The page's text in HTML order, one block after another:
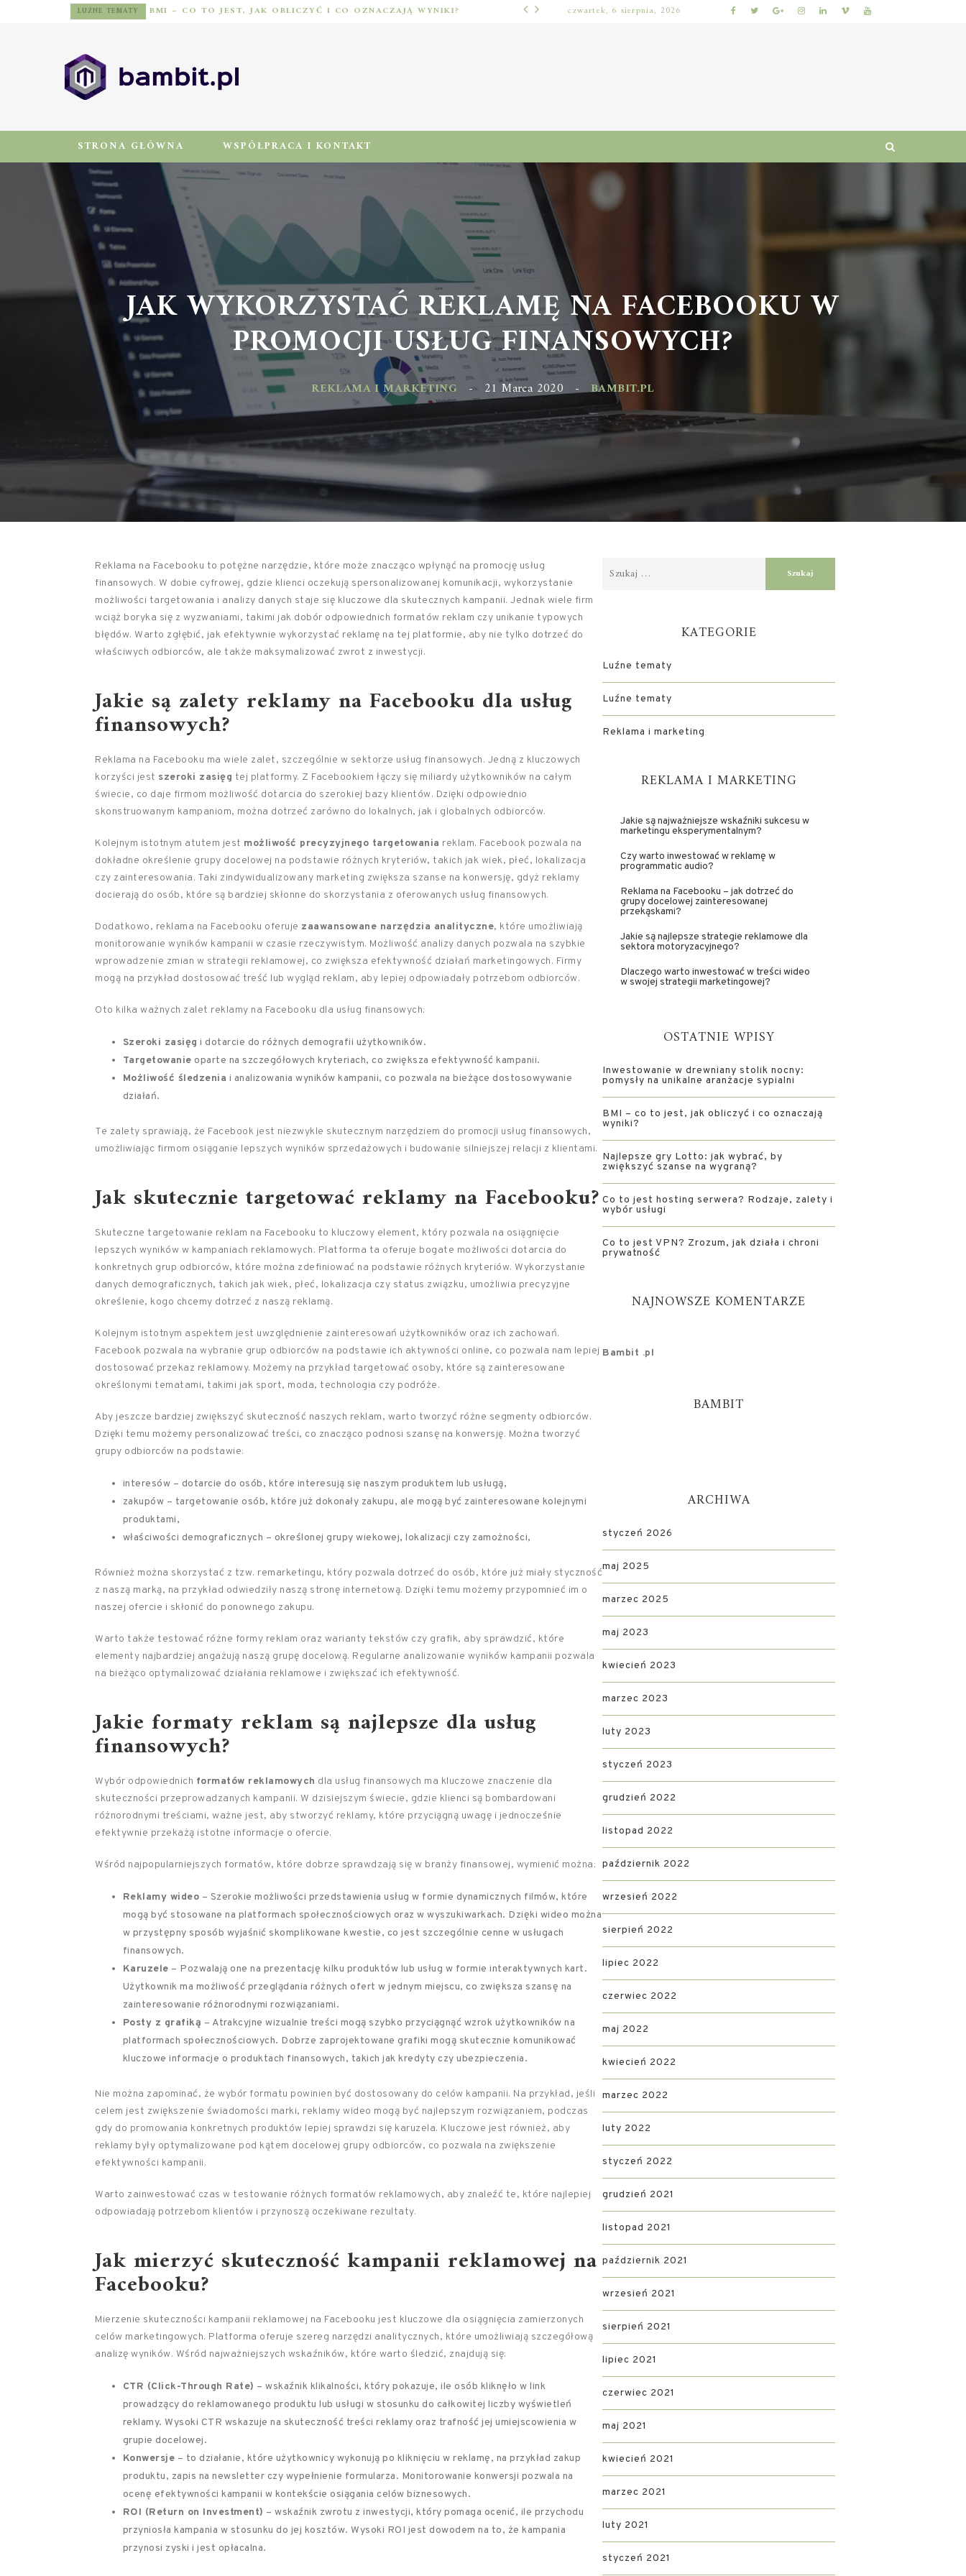
LUŹNE TEMATY BMI – CO TO JEST, JAK OBLICZYĆ I CO OZNACZAJĄ WYNIKI? LUŹNE TEMATY
czwartek, 6 sierpnia, 2026
STRONA GŁÓWNA WSPÓŁPRACA I KONTAKT
JAK WYKORZYSTAĆ REKLAMĘ NA FACEBOOKU W
PROMOCJI USŁUG FINANSOWYCH?
REKLAMA I MARKETING - 21 Marca 2020 - BAMBIT.PL
Reklama na Facebooku to potężne narzędzie, które może znacząco wpłynąć na promocję usług
finansowych. W dobie cyfrowej, gdzie klienci oczekują spersonalizowanej komunikacji, wykorzystanie
możliwości targetowania i analizy danych staje się kluczowe dla skutecznych kampanii. Jednak wiele firm
wciąż boryka się z wyzwaniami, takimi jak dobór odpowiednich formatów reklam czy unikanie typowych
błędów. Warto zgłębić, jak efektywnie wykorzystać reklamę na tej platformie, aby nie tylko dotrzeć do
właściwych odbiorców, ale także maksymalizować zwrot z inwestycji.
Jakie są zalety reklamy na Facebooku dla usług
finansowych?
Reklama na Facebooku ma wiele zalet, szczególnie w sektorze usług finansowych. Jedną z kluczowych
korzyści jest szeroki zasięg tej platformy. Z Facebookiem łączy się miliardy użytkowników na całym
świecie, co daje firmom możliwość dotarcia do szerokiej bazy klientów. Dzięki odpowiednio
skonstruowanym kampaniom, można dotrzeć zarówno do lokalnych, jak i globalnych odbiorców.
Kolejnym istotnym atutem jest możliwość precyzyjnego targetowania reklam. Facebook pozwala na
dokładne określenie grupy docelowej na podstawie różnych kryteriów, takich jak wiek, płeć, lokalizacja
czy zainteresowania. Taki zindywidualizowany marketing zwiększa szanse na konwersję, gdyż reklamy
docierają do osób, które są bardziej skłonne do skorzystania z oferowanych usług finansowych.
Dodatkowo, reklama na Facebooku oferuje zaawansowane narzędzia analityczne, które umożliwiają
monitorowanie wyników kampanii w czasie rzeczywistym. Możliwość analizy danych pozwala na szybkie
wprowadzenie zmian w strategii reklamowej, co zwiększa efektywność działań marketingowych. Firmy
mogą na przykład dostosować treść lub wygląd reklam, aby lepiej odpowiadały potrzebom odbiorców.
Oto kilka ważnych zalet reklamy na Facebooku dla usług finansowych:
Szeroki zasięg i dotarcie do różnych demografii użytkowników.
Targetowanie oparte na szczegółowych kryteriach, co zwiększa efektywność kampanii.
Możliwość śledzenia i analizowania wyników kampanii, co pozwala na bieżące dostosowywanie
działań.
Te zalety sprawiają, że Facebook jest niezwykle skutecznym narzędziem do promocji usług finansowych,
umożliwiając firmom osiąganie lepszych wyników sprzedażowych i budowanie silniejszej relacji z klientami.
Jak skutecznie targetować reklamy na Facebooku?
Skuteczne targetowanie reklam na Facebooku to kluczowy element, który pozwala na osiągnięcie
lepszych wyników w kampaniach reklamowych. Platforma ta oferuje bogate możliwości dotarcia do
konkretnych grup odbiorców, które można zdefiniować na podstawie różnych kryteriów. Wykorzystanie
danych demograficznych, takich jak wiek, płeć, lokalizacja czy status związku, umożliwia precyzyjne
określenie, kogo chcemy dotrzeć z naszą reklamą.
Kolejnym istotnym aspektem jest uwzględnienie zainteresowań użytkowników oraz ich zachowań.
Facebook pozwala na wybranie grup odbiorców na podstawie ich aktywności online, co pozwala nam lepiej
dostosować przekaz reklamowy. Możemy na przykład targetować osoby, które są zainteresowane
określonymi tematami, takimi jak sport, moda, technologia czy podróże.
Aby jeszcze bardziej zwiększyć skuteczność naszych reklam, warto tworzyć różne segmenty odbiorców.
Dzięki temu możemy personalizować treści, co znacząco podnosi szansę na konwersję. Można tworzyć
grupy odbiorców na podstawie:
interesów – dotarcie do osób, które interesują się naszym produktem lub usługą,
zakupów – targetowanie osób, które już dokonały zakupu, ale mogą być zainteresowane kolejnymi
produktami,
właściwości demograficznych – określonej grupy wiekowej, lokalizacji czy zamożności,
Również można skorzystać z tzw. remarketingu, który pozwala dotrzeć do osób, które już miały styczność
z naszą marką, na przykład odwiedziły naszą stronę internetową. Dzięki temu możemy przypomnieć im o
naszej ofercie i skłonić do ponownego zakupu.
Warto także testować różne formy reklam oraz warianty tekstów czy grafik, aby sprawdzić, które
elementy najbardziej angażują naszą grupę docelową. Regularne analizowanie wyników kampanii pozwala
na bieżąco optymalizować działania reklamowe i zwiększać ich efektywność.
Jakie formaty reklam są najlepsze dla usług
finansowych?
Wybór odpowiednich formatów reklamowych dla usług finansowych ma kluczowe znaczenie dla
skuteczności przeprowadzanych kampanii. W dzisiejszym świecie, gdzie klienci są bombardowani
różnorodnymi treściami, ważne jest, aby stworzyć reklamy, które przyciągną uwagę i jednocześnie
efektywnie przekażą istotne informacje o ofercie.
Wśród najpopularniejszych formatów, które dobrze sprawdzają się w branży finansowej, wymienić można:
Reklamy wideo – Szerokie możliwości przedstawienia usług w formie dynamicznych filmów, które
mogą być stosowane na platformach społecznościowych oraz w wyszukiwarkach. Dzięki wideo można
w przystępny sposób wyjaśnić skomplikowane kwestie, co jest szczególnie cenne w usługach
finansowych.
Karuzele – Pozwalają one na prezentację kilku produktów lub usług w formie interaktywnych kart.
Użytkownik ma możliwość przeglądania różnych ofert w jednym miejscu, co zwiększa szansę na
zainteresowanie różnorodnymi rozwiązaniami.
Posty z grafiką – Atrakcyjne wizualnie treści mogą szybko przyciągnąć wzrok użytkowników na
platformach społecznościowych. Dobrze zaprojektowane grafiki mogą skutecznie komunikować
kluczowe informacje o produktach finansowych, takich jak kredyty czy ubezpieczenia.
Nie można zapominać, że wybór formatu powinien być dostosowany do celów kampanii. Na przykład, jeśli
celem jest zwiększenie świadomości marki, reklamy wideo mogą być najlepszym rozwiązaniem, podczas
gdy do promowania konkretnych produktów lepiej sprawdzi się karuzela. Kluczowe jest również, aby
reklamy były optymalizowane pod kątem docelowej grupy odbiorców, co pozwala na zwiększenie
efektywności kampanii.
Warto zainwestować czas w testowanie różnych formatów reklamowych, aby znaleźć te, które najlepiej
odpowiadają potrzebom klientów i przynoszą oczekiwane rezultaty.
Jak mierzyć skuteczność kampanii reklamowej na
Facebooku?
Mierzenie skuteczności kampanii reklamowej na Facebooku jest kluczowe dla osiągnięcia zamierzonych
celów marketingowych. Platforma oferuje szereg narzędzi analitycznych, które umożliwiają szczegółową
analizę wyników. Wśród najważniejszych wskaźników, które warto śledzić, znajdują się:
CTR (Click-Through Rate) – wskaźnik klikalności, który pokazuje, ile osób kliknęło w link
prowadzący do reklamowanego produktu lub usługi w stosunku do całkowitej liczby wyświetleń
reklamy. Wysoki CTR wskazuje na skuteczność treści reklamy oraz trafność jej umiejscowienia w
grupie docelowej.
Konwersje – to działanie, które użytkownicy wykonują po kliknięciu w reklamę, na przykład zakup
produktu, zapis na newsletter czy wypełnienie formularza. Monitorowanie konwersji pozwala na
ocenę efektywności kampanii w kontekście osiągania celów biznesowych.
ROI (Return on Investment) – wskaźnik zwrotu z inwestycji, który pomaga ocenić, ile przychodu
przyniosła kampania w stosunku do jej kosztów. Wysoki ROI jest dowodem na to, że kampania
przynosi zyski i jest opłacalna.
KATEGORIE
Luźne tematy
Luźne tematy
Reklama i marketing
REKLAMA I MARKETING
Jakie są najważniejsze wskaźniki sukcesu w
marketingu eksperymentalnym?
Czy warto inwestować w reklamę w
programmatic audio?
Reklama na Facebooku – jak dotrzeć do
grupy docelowej zainteresowanej
przekąskami?
Jakie są najlepsze strategie reklamowe dla
sektora motoryzacyjnego?
Dlaczego warto inwestować w treści wideo
w swojej strategii marketingowej?
OSTATNIE WPISY
Inwestowanie w drewniany stolik nocny:
pomysły na unikalne aranżacje sypialni
BMI – co to jest, jak obliczyć i co oznaczają
wyniki?
Najlepsze gry Lotto: jak wybrać, by
zwiększyć szanse na wygraną?
Co to jest hosting serwera? Rodzaje, zalety i
wybór usługi
Co to jest VPN? Zrozum, jak działa i chroni
prywatność
NAJNOWSZE KOMENTARZE
Bambit .pl
BAMBIT
ARCHIWA
styczeń 2026
maj 2025
marzec 2025
maj 2023
kwiecień 2023
marzec 2023
luty 2023
styczeń 2023
grudzień 2022
listopad 2022
październik 2022
wrzesień 2022
sierpień 2022
lipiec 2022
czerwiec 2022
maj 2022
kwiecień 2022
marzec 2022
luty 2022
styczeń 2022
grudzień 2021
listopad 2021
październik 2021
wrzesień 2021
sierpień 2021
lipiec 2021
czerwiec 2021
maj 2021
kwiecień 2021
marzec 2021
luty 2021
styczeń 2021